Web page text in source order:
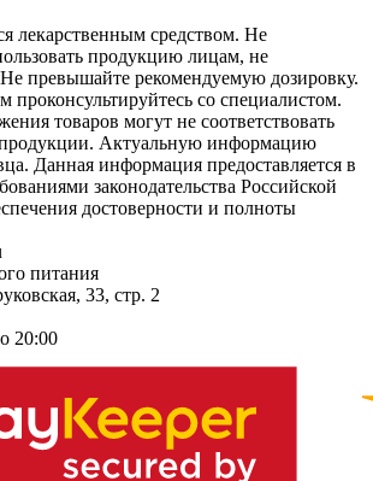
лекарственным средством. Не
продукцию лицам, не
превышайте рекомендуемую дозировку.
проконсультируйтесь со специалистом.
товаров могут не соответствовать
Актуальную информацию
Данная информация предоставляется в
законодательства Российской
достоверности и полноты
питания
33, стр. 2
20:00